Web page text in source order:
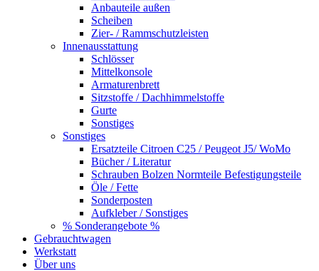
Anbauteile außen
Scheiben
Zier- / Rammschutzleisten
Innenausstattung
Schlösser
Mittelkonsole
Armaturenbrett
Sitzstoffe / Dachhimmelstoffe
Gurte
Sonstiges
Sonstiges
Ersatzteile Citroen C25 / Peugeot J5/ WoMo
Bücher / Literatur
Schrauben Bolzen Normteile Befestigungsteile
Öle / Fette
Sonderposten
Aufkleber / Sonstiges
% Sonderangebote %
Gebrauchtwagen
Werkstatt
Über uns